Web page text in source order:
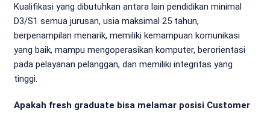
Kualifikasi yang dibutuhkan antara lain pendidikan minimal
D3/S1 semua jurusan, usia maksimal 25 tahun,
berpenampilan menarik, memiliki kemampuan komunikasi
yang baik, mampu mengoperasikan komputer, berorientasi
pada pelayanan pelanggan, dan memiliki integritas yang
tinggi.
Apakah fresh graduate bisa melamar posisi Customer